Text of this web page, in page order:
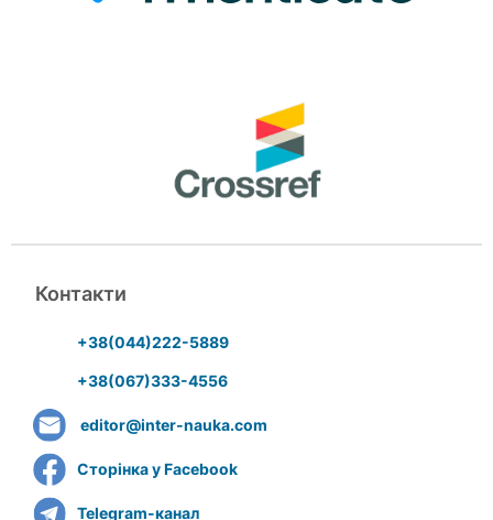
Контакти
+38(044)222-5889
+38(067)333-4556
editor@inter-nauka.com
Сторінка у Facebook
Telegram-канал